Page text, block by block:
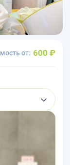
от: 600 ₽